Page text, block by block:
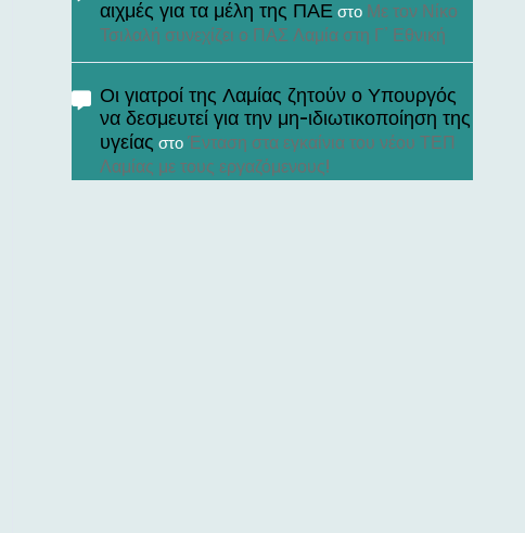
αιχμές για τα μέλη της ΠΑΕ στο Με τον Νίκο
Τσιλαλή συνεχίζει ο ΠΑΣ Λαμία στη Γ’ Εθνική
Οι γιατροί της Λαμίας ζητούν ο Υπουργός
να δεσμευτεί για την μη-ιδιωτικοποίηση της
υγείας στο Ένταση στα εγκαίνια του νέου ΤΕΠ
Λαμίας με τους εργαζόμενους!